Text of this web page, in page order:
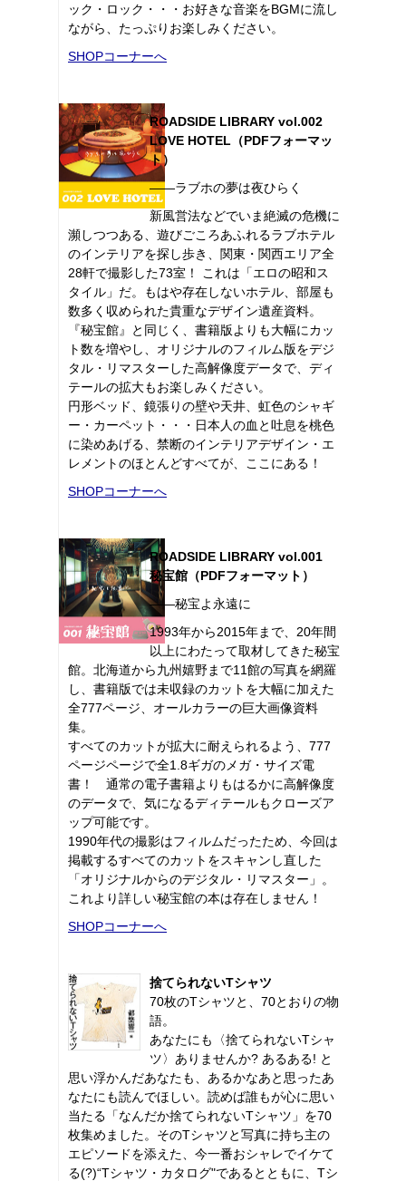
ック・ロック・・・お好きな音楽をBGMに流し
ながら、たっぷりお楽しみください。
SHOPコーナーへ
ROADSIDE LIBRARY vol.002
LOVE HOTEL（PDFフォーマッ
ト）
――ラブホの夢は夜ひらく
新風営法などでいま絶滅の危機に
瀕しつつある、遊びごころあふれるラブホテル
のインテリアを探し歩き、関東・関西エリア全
28軒で撮影した73室！ これは「エロの昭和ス
タイル」だ。もはや存在しないホテル、部屋も
数多く収められた貴重なデザイン遺産資料。
『秘宝館』と同じく、書籍版よりも大幅にカッ
ト数を増やし、オリジナルのフィルム版をデジ
タル・リマスターした高解像度データで、ディ
テールの拡大もお楽しみください。
円形ベッド、鏡張りの壁や天井、虹色のシャギ
ー・カーペット・・・日本人の血と吐息を桃色
に染めあげる、禁断のインテリアデザイン・エ
レメントのほとんどすべてが、ここにある！
SHOPコーナーへ
ROADSIDE LIBRARY vol.001
秘宝館（PDFフォーマット）
――秘宝よ永遠に
1993年から2015年まで、20年間
以上にわたって取材してきた秘宝
館。北海道から九州嬉野まで11館の写真を網羅
し、書籍版では未収録のカットを大幅に加えた
全777ページ、オールカラーの巨大画像資料
集。
すべてのカットが拡大に耐えられるよう、777
ページページで全1.8ギガのメガ・サイズ電
書！ 通常の電子書籍よりもはるかに高解像度
のデータで、気になるディテールもクローズア
ップ可能です。
1990年代の撮影はフィルムだったため、今回は
掲載するすべてのカットをスキャンし直した
「オリジナルからのデジタル・リマスター」。
これより詳しい秘宝館の本は存在しません！
SHOPコーナーへ
捨てられないTシャツ
70枚のTシャツと、70とおりの物
語。
あなたにも〈捨てられないTシャ
ツ〉ありませんか? あるある! と
思い浮かんだあなたも、あるかなあと思ったあ
なたにも読んでほしい。読めば誰もが心に思い
当たる「なんだか捨てられないTシャツ」を70
枚集めました。そのTシャツと写真に持ち主の
エピソードを添えた、今一番おシャレでイケて
る(?)“Tシャツ・カタログ"であるとともに、Tシ